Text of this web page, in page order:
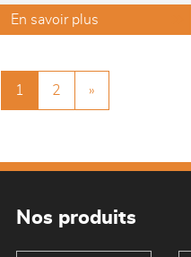
En savoir plus
1 2 »
Nos produits